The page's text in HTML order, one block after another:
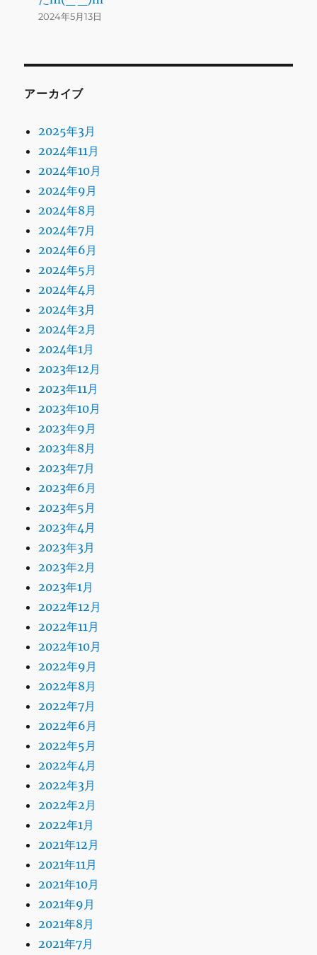
2024年5月13日
アーカイブ
2025年3月
2024年11月
2024年10月
2024年9月
2024年8月
2024年7月
2024年6月
2024年5月
2024年4月
2024年3月
2024年2月
2024年1月
2023年12月
2023年11月
2023年10月
2023年9月
2023年8月
2023年7月
2023年6月
2023年5月
2023年4月
2023年3月
2023年2月
2023年1月
2022年12月
2022年11月
2022年10月
2022年9月
2022年8月
2022年7月
2022年6月
2022年5月
2022年4月
2022年3月
2022年2月
2022年1月
2021年12月
2021年11月
2021年10月
2021年9月
2021年8月
2021年7月